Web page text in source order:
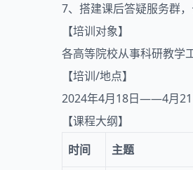
7、搭建课后答疑服务群
【培训对象】
各高等院校从事科研教学
【培训/地点】
2024年4月18日——4月21
【课程大纲】
时间
主题